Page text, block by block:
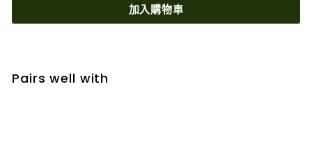
加入購物車
Pairs well with